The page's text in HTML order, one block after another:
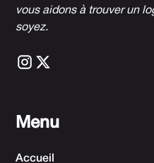
vous aidons à trouver un
soyez.
Menu
Accueil